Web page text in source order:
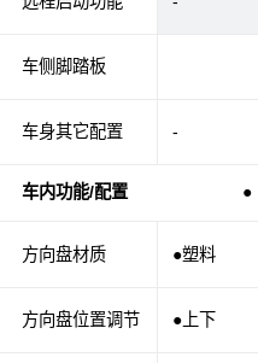
车侧脚踏板
车身其它配置
车内功能/配置 ●
方向盘材质
方向盘位置调节
-
●塑料
●上下